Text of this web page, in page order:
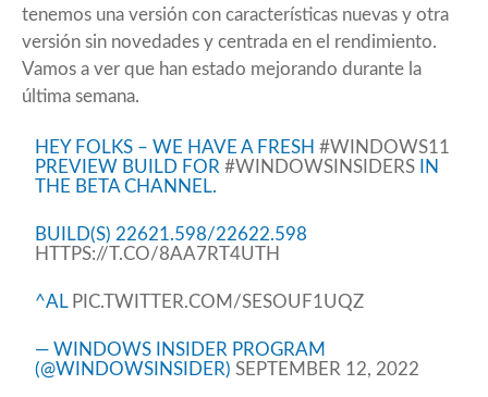
tenemos una versión con características nuevas y otra
versión sin novedades y centrada en el rendimiento.
Vamos a ver que han estado mejorando durante la
última semana.
HEY FOLKS – WE HAVE A FRESH#WINDOWS11
PREVIEW BUILD FOR#WINDOWSINSIDERS IN
THE BETA CHANNEL.
BUILD(S) 22621.598/22622.598
HTTPS://T.CO/8AA7RT4UTH
^AL PIC.TWITTER.COM/SESOUF1UQZ
— WINDOWS INSIDER PROGRAM
(@WINDOWSINSIDER)SEPTEMBER 12, 2022